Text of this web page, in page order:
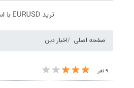
ترید EURUSD با اسپرد از صفر پیپ
صفحه اصلی اخبار دین
۹ نفر